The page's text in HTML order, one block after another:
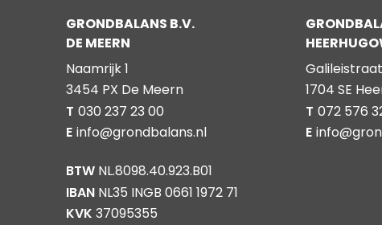
GRONDBALANS B.V.
DE MEERN
Naamrijk 1
3454 PX De Meern
T 030 237 23 00
E info@grondbalans.nl
BTW NL.8098.40.923.B01
IBAN NL35 INGB 0661 1972 71
KVK 37095355
1704 SE
T 072 576
E